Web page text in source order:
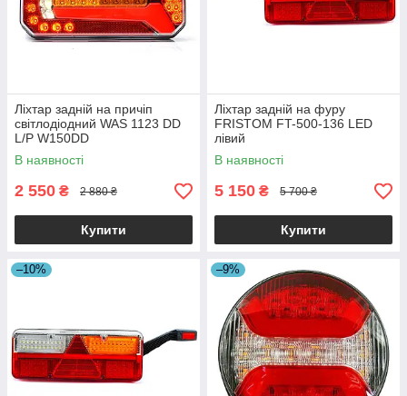
Ліхтар задній на причіп
світлодіодний WAS 1123 DD
L/P W150DD
В наявності
2 550 ₴ 2 880 ₴
Купити
Ліхтар задній на фуру
FRISTOM FT-500-136 LED
лівий
В наявності
5 150 ₴ 5 700 ₴
Купити
–10% –9%